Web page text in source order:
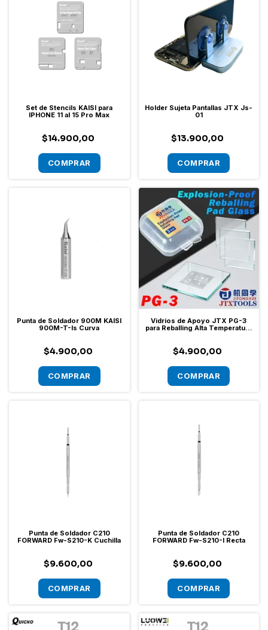
Set de Stencils KAISI para
IPHONE 11 al 15 Pro Max
$14.900,00
Holder Sujeta Pantallas JTX Js-
01
$13.900,00
Punta de Soldador 900M KAISI
900M-T-Is Curva
$4.900,00
Vidrios de Apoyo JTX PG-3
para Reballing Alta Temperatura
$4.900,00
Punta de Soldador C210
FORWARD Fw-S210-K Cuchilla
$9.600,00
Punta de Soldador C210
FORWARD Fw-S210-I Recta
$9.600,00